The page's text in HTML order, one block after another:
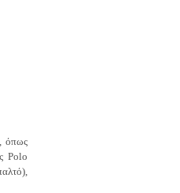
όπως
Polo